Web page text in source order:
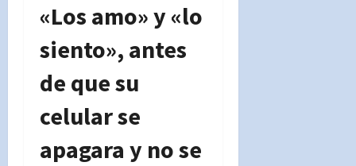
«Los amo» y «lo
siento», antes
de que su
celular se
apagara y no se